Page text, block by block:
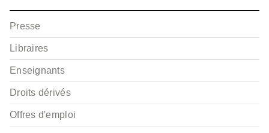
Presse
Libraires
Enseignants
Droits dérivés
Offres d'emploi